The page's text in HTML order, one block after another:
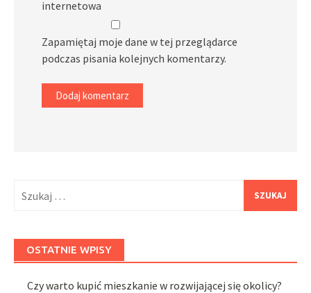
internetowa
Zapamiętaj moje dane w tej przeglądarce
podczas pisania kolejnych komentarzy.
OSTATNIE WPISY
Czy warto kupić mieszkanie w rozwijającej się okolicy?